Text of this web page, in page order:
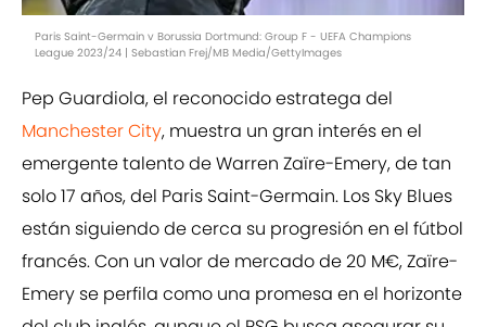
Paris Saint-Germain v Borussia Dortmund: Group F - UEFA Champions
League 2023/24 | Sebastian Frej/MB Media/GettyImages
Pep Guardiola, el reconocido estratega del
Manchester City, muestra un gran interés en el
emergente talento de Warren Zaïre-Emery, de tan
solo 17 años, del Paris Saint-Germain. Los Sky Blues
están siguiendo de cerca su progresión en el fútbol
francés. Con un valor de mercado de 20 M€, Zaïre-
Emery se perfila como una promesa en el horizonte